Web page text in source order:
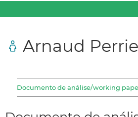
Arnaud
Documento de análise/working